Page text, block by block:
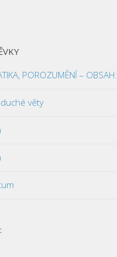
POROZUMĚNÍ – OBSAH:
věty